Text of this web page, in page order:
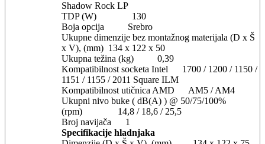
Shadow Rock LP
TDP (W) 130
Boja opcija Srebro
Ukupne dimenzije bez montažnog materijala (D x Š
x V), (mm) 134 x 122 x 50
Ukupna težina (kg) 0,39
Kompatibilnost socketa Intel 1700 / 1200 / 1150 /
1151 / 1155 / 2011 Square ILM
Kompatibilnost utičnica AMD AM5 / AM4
Ukupni nivo buke ( dB(A) ) @ 50/75/100%
(rpm) 14,8 / 18,6 / 25,5
Broj navijača 1
Specifikacije hladnjaka